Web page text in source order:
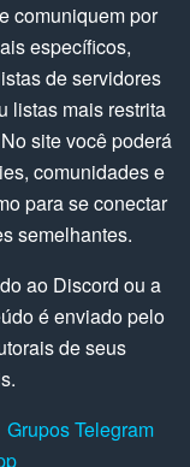
comuniquem por
específicos,
de servidores
listas mais restrita
site você poderá
comunidades e
para se conectar
semelhantes.
ao Discord ou a
é enviado pelo
de seus
Grupos Telegram